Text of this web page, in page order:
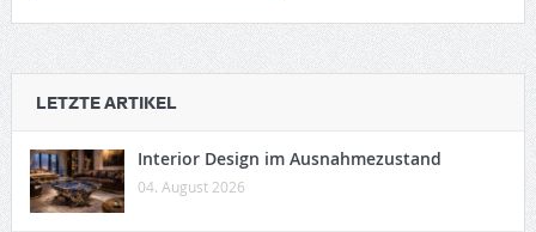
LETZTE ARTIKEL
Interior Design im Ausnahmezustand
04. August 2026